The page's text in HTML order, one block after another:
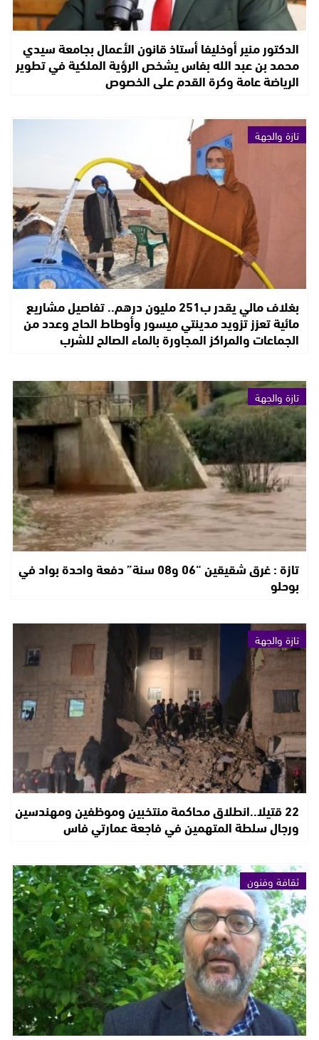
الدكتور منير أوخليفا أستاذ قانون الأعمال بجامعة سيدي
محمد بن عبد الله بفاس يشخص الرؤية الملكية في تطوير
الرياضة عامة وكرة القدم على الخصوص
تازة والجهة
بغلاف مالي يقدر ب251 مليون درهم.. تفاصيل مشاريع
مائية تعزز تزويد مدينتي ميسور وأوطاط الحاج وعدد من
الجماعات والمراكز المجاورة بالماء الصالح للشرب
تازة والجهة
تازة : غرق شقيقين “06 و08 سنة” دفعة واحدة بواد في
بوحلو
تازة والجهة
22 قتيلا..انطلاق محاكمة منتخبين وموظفين ومهندسين
ورجال سلطة المتهمين في فاجعة عمارتي فاس
ثقافة وفنون